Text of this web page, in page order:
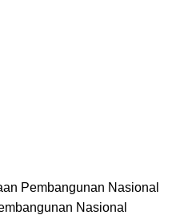
Pembangunan Nasional
Nasional